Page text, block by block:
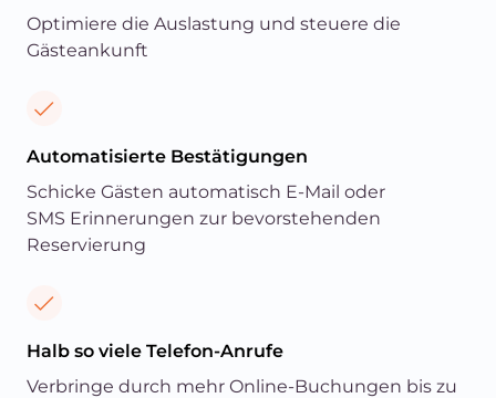
Optimiere die Auslastung und steuere die
Gästeankunft
Automatisierte Bestätigungen
Schicke Gästen automatisch E-Mail oder
SMS Erinnerungen zur bevorstehenden
Reservierung
Halb so viele Telefon-Anrufe
Verbringe durch mehr Online-Buchungen bis zu